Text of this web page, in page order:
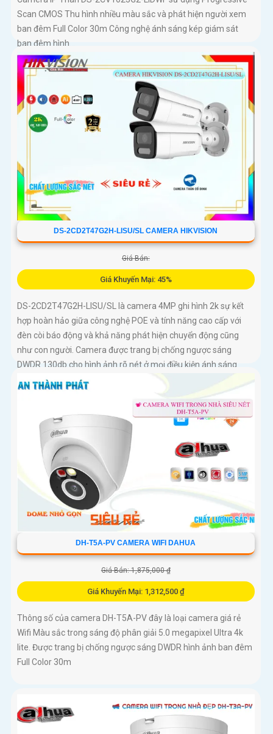
Scan CMOS Thu hình nhiều màu sắc và phát hiện người xem
ban đêm Full Color 30m Công nghệ ánh sáng kép giám sát
ban đêm hình...
DS-2CD2T47G2H-LISU/SL CAMERA HIKVISION
Giá Bán:
Giá Khuyến Mại: 45%
DS-2CD2T47G2H-LISU/SL là camera 4MP ghi hình 2k sự kết
hợp hoàn hảo giữa công nghệ POE và tính năng cao cấp với
đèn còi báo động và khả năng phát hiện chuyển động cũng
như con người. Camera được trang bị chống ngược sáng
DWDR 130db cho hình ảnh rõ nét ở mọi điều kiện ánh sáng
DH-T5A-PV CAMERA WIFI DAHUA
Giá Bán: 1,875,000 ₫
Giá Khuyến Mại: 1,312,500 ₫
Thông số của camera DH-T5A-PV đây là loại camera giá rẻ
Wifi Màu sắc trong sáng độ phân giải 5.0 megapixel Ultra 4k
lite. Được trang bị chống ngược sáng DWDR hình ảnh ban đêm
Full Color 30m